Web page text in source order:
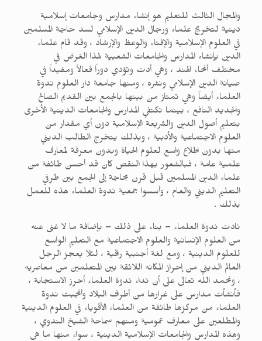
والمجال الثالث للتعليم هو إنشاء مدارس وجامعات إسلامية
دينية لتخريج علماء ورجال الدين الإسلامي لسد حاجة المسلمين
في العلوم الإسلامية والإفتاء والوعظ والإرشاد ، وقد قام علماء
الدين بإنشاء المدارس والجامعات الشعبية لهذا الغرض في
مختلف أنحاء الهند ، وهي أدت وتؤدي دوراً فعالاً ومفيداً في
صيانة الدين الإسلامي ونشره ، ومنها جامعة دار العلوم ندوة
العلماء أيضاً وهي تمتاز من بينها بالجمع بين القديم الصالح
والجديد النافع ، بينما تكتفي المدارس والجامعات الدينية الأخرى
بتعليم أصول الدين والشريعة الإسلامية دون أي مقدار من
العلوم الاجتماعية والأدبية ، وبذلك يتخرج الطالب الديني
منها بدون اطلاع واسع لعلوم الحياة وبدون معرفة لمعارف
علمية عامة ، فبالشعور بهذا النقص كان قد أحسن طائفة من
علماء الدين المسلمين قبل قرن بحاجة إلى الجمع بين طرفي
التعليم الديني والعام ، وأسسوا جمعية ندوة العلماء هذه للعمل
بذلك .
نادت ندوة العلماء – بناء على ذلك – بإضافة ما لا غنى عنه
من العلوم الإنسانية والعلوم الاجتماعية مع التعليم الواسع
للعلوم الدينية ، ومع لغة أجنبية راقية ، لئلا يعجز الرجل
العالم الديني من إحراز المكانه اللائقة بين المتعلمين من معاصريه
، ونحمد الله تعالى على أن نداء ندوة العلماء أحرز الاستجابة ،
فأنشأت مدارس على غرارها من أطراف البلاد وأنجبت ندوة
العلماء من مركزها طائفة من العلماء الأقوياء في العلوم الدينية
والمطلعين على معارف عمومية ومنهم سماحة الشيخ الندوي ،
وهذه المدارس والجامعات الإسلامية الدينية ، سواء منها ما هي